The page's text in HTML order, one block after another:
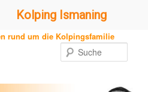
rund um die Kolpingsfamilie
Kolping Ismaning